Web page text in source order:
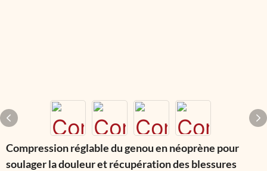
Compression réglable du genou en néoprène pour
soulager la douleur et récupération des blessures